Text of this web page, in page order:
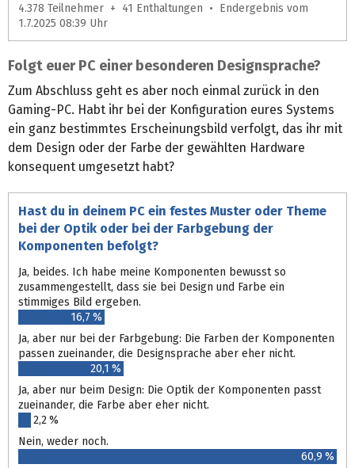
4.378 Teilnehmer + 41 Enthaltungen • Endergebnis vom
1.7.2025 08:39 Uhr
Folgt euer PC einer besonderen Designsprache?
Zum Abschluss geht es aber noch einmal zurück in den
Gaming-PC. Habt ihr bei der Konfiguration eures Systems
ein ganz bestimmtes Erscheinungsbild verfolgt, das ihr mit
dem Design oder der Farbe der gewählten Hardware
konsequent umgesetzt habt?
Hast du in deinem PC ein festes Muster oder Theme
bei der Optik oder bei der Farbgebung der
Komponenten befolgt?
Ja, beides. Ich habe meine Komponenten bewusst so
zusammengestellt, dass sie bei Design und Farbe ein
stimmiges Bild ergeben.
16,7 %
Ja, aber nur bei der Farbgebung: Die Farben der Komponenten
passen zueinander, die Designsprache aber eher nicht.
20,1 %
Ja, aber nur beim Design: Die Optik der Komponenten passt
zueinander, die Farbe aber eher nicht.
2,2 %
Nein, weder noch.
60,9 %